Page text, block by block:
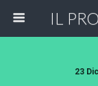
IL
23